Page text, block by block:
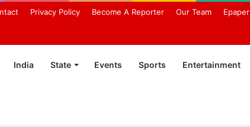
Privacy Policy Become A Reporter Our Team Epaper
India State Events Sports Entertainment